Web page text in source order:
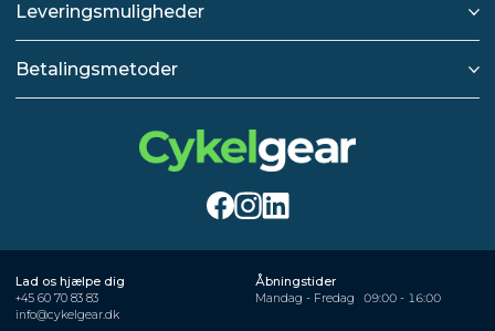
Leveringsmuligheder
Betalingsmetoder
Lad os hjælpe dig
+45 60 70 83 83
info@cykelgear.dk
Åbningstider
Mandag - Fredag
09:00 - 16:00